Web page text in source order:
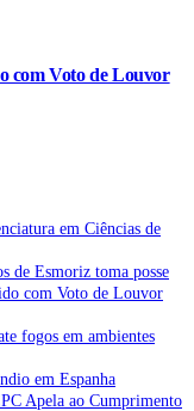
com Voto de Louvor
em Ciências de
de Esmoriz toma posse
com Voto de Louvor
fogos em ambientes
em Espanha
Apela ao Cumprimento